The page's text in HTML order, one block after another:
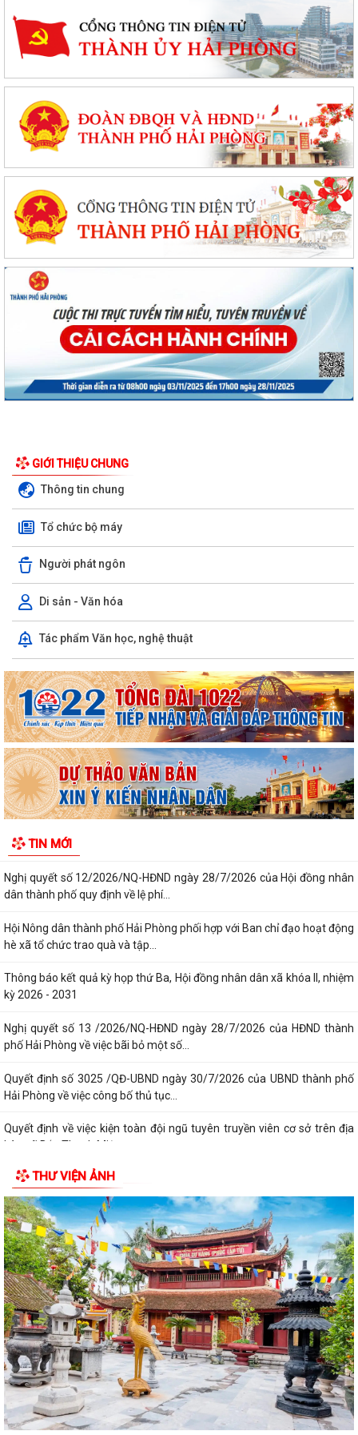
GIỚI THIỆU CHUNG
Thông tin chung
Tổ chức bộ máy
Người phát ngôn
Di sản - Văn hóa
Tác phẩm Văn học, nghệ thuật
TIN MỚI
nghiệp và Môi trường Quy định về xử...
Quyết định số 3091/QĐ-UBND ngày 05/8/2026 của Chủ tịch UBND
thành phố về việc công bố thủ tục hành...
Quyết định số 3039/QĐ-UBND ngày 31/7/2026 của Chủ tịch UBND
thành phố về việc công bố danh mục thủ...
Công văn triển khai thực hiện Nghị định số 281/2026/NĐ-CP ngày
13/7/2026 của Chính phủ và Văn bản...
mạng thông tin di động công...
Nghị quyết số 12/2026/NQ-HĐND ngày 28/7/2026 của Hội đồng nhân
dân thành phố quy định về lệ phí...
Hội Nông dân thành phố Hải Phòng phối hợp với Ban chỉ đạo hoạt động
hè xã tổ chức trao quà và tập...
Thông báo kết quả kỳ họp thứ Ba, Hội đồng nhân dân xã khóa II, nhiệm
kỳ 2026 - 2031
Nghị quyết số 13 /2026/NQ-HĐND ngày 28/7/2026 của HĐND thành
phố Hải Phòng về việc bãi bỏ một số...
Quyết định số 3025 /QĐ-UBND ngày 30/7/2026 của UBND thành phố
Hải Phòng về việc công bố thủ tục...
Quyết định về việc kiện toàn đội ngũ tuyên truyền viên cơ sở trên địa
bàn xã Bắc Thanh Miện
Kế hoạch triển khai thực hiện Quyết định số 61/2026/QĐ-UBND ngày
22/07/2026 của UBND thành phố Hải...
Quyết định số 2944/QĐ-UBND ngày 27/07/2026 của Ủy ban nhân dân
Thành phố về việc công bố thủ tục...
Thông báo về việc công bố thủ tục hành chính nội bộ mới ban hành
thuộc phạm vi chức năng quản lý...
Không thu lệ phí đăng ký kinh doanh đối với hộ kinh doanh, hợp tác xã,
Liên hiệp Hợp tác xã
Bộ Chính trị quyết định đổi tên Ban Tuyên giáo và Dân vận Trung ương
thành Ban Tuyên giáo Trung...
UBND xã Bắc Thanh Miện tổ chức Hội nghị công bố các Quyết định về
THƯ VIỆN ẢNH